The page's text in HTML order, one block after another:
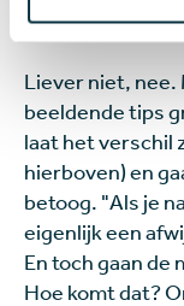
Liever niet, nee.
beeldende tips
laat het verschil
hierboven) en
betoog. "Als je
eigenlijk een
En toch gaan
Hoe komt dat?